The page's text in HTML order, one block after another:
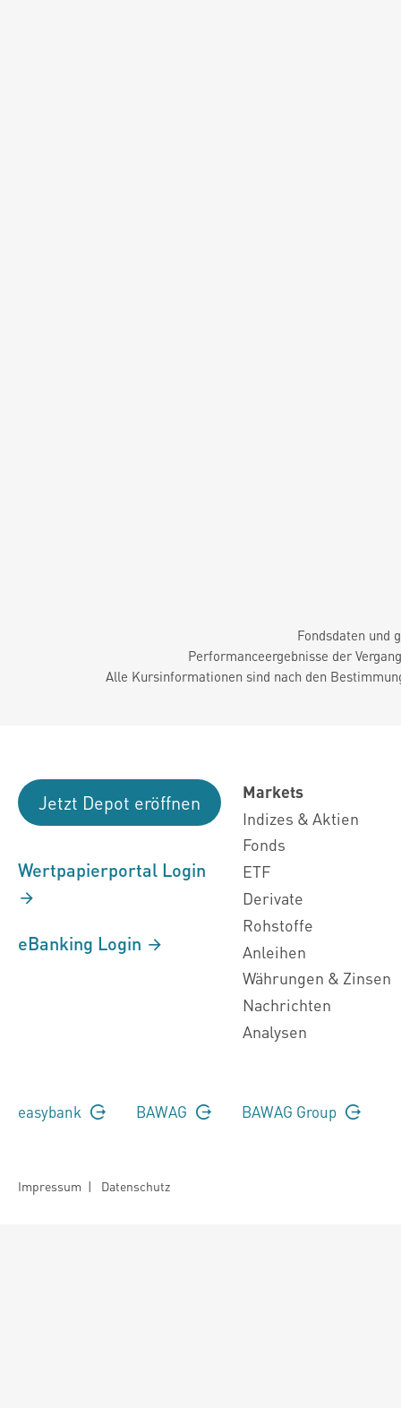
Fondsdaten und
Performanceergebnisse der
Alle Kursinformationen sind nach den
Jetzt Depot eröffnen
Wertpapierportal Login
eBanking Login
Markets
Indizes & Aktien
Fonds
ETF
Derivate
Rohstoffe
Anleihen
Währungen & Zinsen
Nachrichten
Analysen
easybank BAWAG BAWAG Group
Impressum | Datenschutz